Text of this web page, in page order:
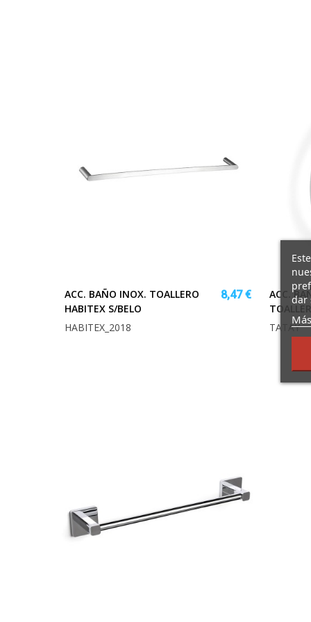
ACC. BAÑO INOX. TOALLERO
HABITEX S/BELO
8,47 €
HABITEX_2018
ACC.
TATAY
dar